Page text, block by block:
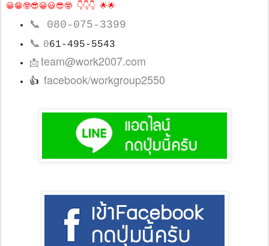
😀😁🤓😎😀😃😎🤓 👇👇👇 🌟🌟
📞 080-075-3399
📞 061-495-5543
📩team@work2007.com
👍 facebook/workgroup2550